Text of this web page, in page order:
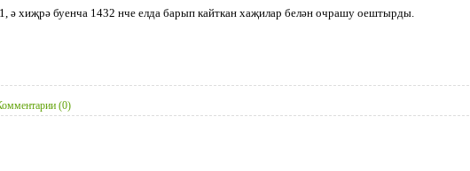
ә хиҗрә буенча 1432 нче елда барып кайткан хаҗилар белән очрашу оештырды.
(0)